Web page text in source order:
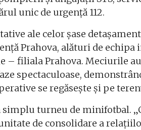
unic de urgență 112.
ale celor șase
Prahova, alături de echipa
– filiala Prahova. Meciurile
spectaculoase,
se regăsește și pe
turneu de minifotbal.
de consolidare a